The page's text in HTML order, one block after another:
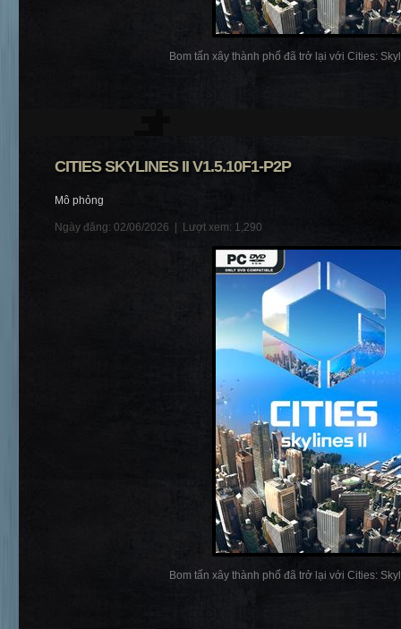
Bom tấn xây thành phố đã trở lại với Cities:
CITIES SKYLINES II V1.5.10F1-P2P
Mô phỏng
Ngày đăng: 02/06/2026 | Lượt xem: 1,290
Bom tấn xây thành phố đã trở lại với Cities: